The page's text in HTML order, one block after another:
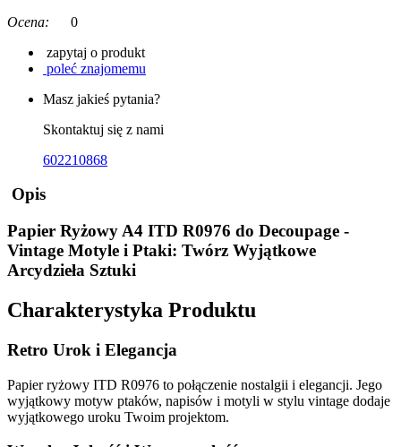
Ocena:
0
zapytaj o produkt
poleć znajomemu
Masz jakieś pytania?
Skontaktuj się z nami
602210868
Opis
Papier Ryżowy A4 ITD R0976 do Decoupage -
Vintage Motyle i Ptaki: Twórz Wyjątkowe
Arcydzieła Sztuki
Charakterystyka Produktu
Retro Urok i Elegancja
Papier ryżowy ITD R0976 to połączenie nostalgii i elegancji. Jego
wyjątkowy motyw ptaków, napisów i motyli w stylu vintage dodaje
wyjątkowego uroku Twoim projektom.